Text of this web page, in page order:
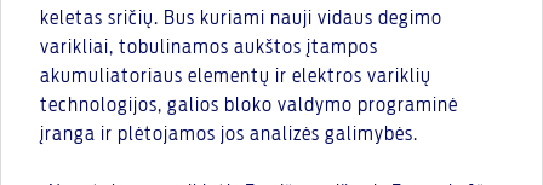
keletas sričių. Bus kuriami nauji vidaus degimo
varikliai, tobulinamos aukštos įtampos
akumuliatoriaus elementų ir elektros variklių
technologijos, galios bloko valdymo programinė
įranga ir plėtojamos jos analizės galimybės.